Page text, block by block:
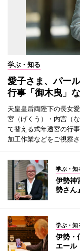
学ぶ・知る
愛子さま、パー
行事「御木曳」
天皇皇后両陛下の長女
宮（げくう）・内宮（
て替える式年遷宮の行
加工作業などをご視察さ
学ぶ・知
伊勢神
勢さん
学ぶ・知
伊勢・
エー